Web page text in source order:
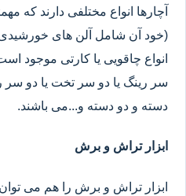
آچارها انواع مختلفی دارند که
انواع چاقویی یا کارتی موجود
سر رینگ یا دو سر تخت یا دو سر
دسته و دو دسته و...می باشند.
ابزار تراش و برش
ابزار تراش و برش را هم می